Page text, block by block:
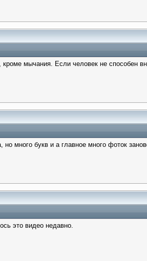
мычания. Если человек не способен
много букв и а главное много фоток
это видео недавно.